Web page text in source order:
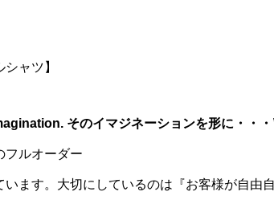
ャツ】
そのイマジネーションを形に・・・
フルオーダー
ます。大切にしているのは『お客様が自由